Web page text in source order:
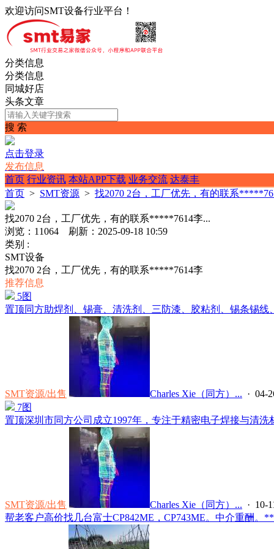
欢迎访问SMT设备行业平台！
分类信息
分类信息
同城好店
头条文章
搜 索
点击登录
发布信息
首页 行业资讯 本站APP下载 业务交流 达泰丰
首页 > SMT资源 > 找2070 2台，工厂优先，有的联系
找2070 2台，工厂优先，有的联系*****7614李...
浏览：11064 刷新：2025-09-18 10:59
类别 :
SMT设备
找2070 2台，工厂优先，有的联系*****7614李
推荐信息
5图
置顶同方助焊剂、锡膏、清洗剂、三防漆、胶粘剂、锡条锡线
SMT资源/出售 Charles Xie（同方）... · 04-
7图
置顶深圳市同方公司成立1997年，专注于精密电子焊接与清洗
SMT资源/出售 Charles Xie（同方）... · 10-
帮老客户高价找几台富士CP842ME，CP743ME。中介重酬。